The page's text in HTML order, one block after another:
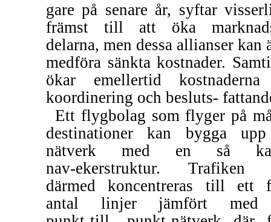
gare på senare år, syftar
främst till att öka
delarna, men dessa allianser kan
medföra sänkta kostnader.
ökar emellertid
koordinering och besluts-
Ett flygbolag som flyger på
destinationer kan bygga
nätverk med en så
nav-ekerstruktur. Trafiken
därmed koncentreras till ett
antal linjer jämfört med